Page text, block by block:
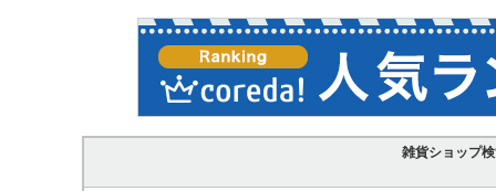
雑貨ショップ